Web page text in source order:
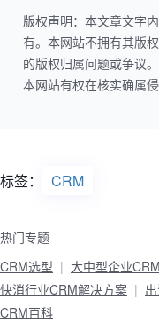
版权声明：本文章文字
有。本网站不拥有其版
的版权归属问题或争议
本网站有权在核实确属
标签： CRM
热门专题
CRM选型
大中型企业
快消行业CRM解决方案
CRM百科